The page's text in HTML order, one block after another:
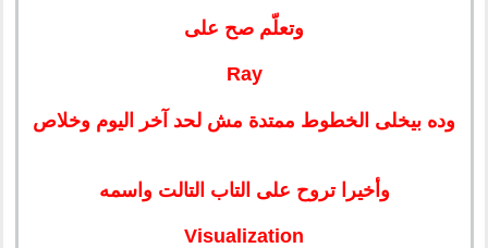
وتعلّم صح على
Ray
وده بيخلى الخطوط ممتدة مش لحد آخر اليوم وخلاص
وأخيرا تروح على التاب التالت واسمه
Visualization